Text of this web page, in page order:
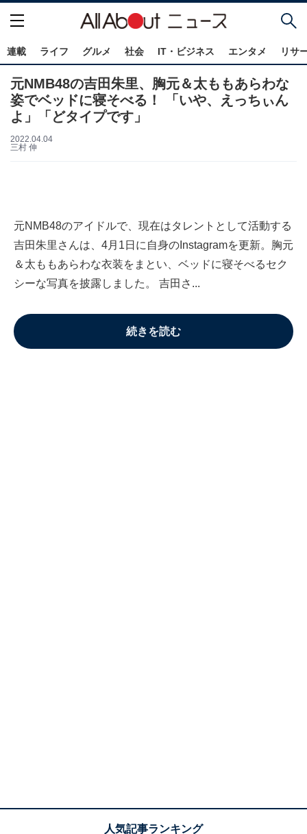
連載 ライフ グルメ 社会 IT・ビジネス エンタメ リサ
元NMB48の吉田朱里、胸元＆太ももあらわな
姿でベッドに寝そべる！ 「いや、えっちぃん
よ」「どタイプです」
2022.04.04
三村 伸
元NMB48のアイドルで、現在はタレントとして活動する
吉田朱里さんは、4月1日に自身のInstagramを更新。胸元
＆太ももあらわな衣装をまとい、ベッドに寝そべるセク
シーな写真を披露しました。 吉田さ...
続きを読む